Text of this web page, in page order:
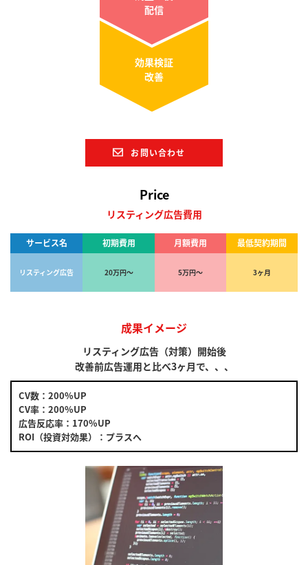
配信
効果検証
改善
お問い合わせ
Price
リスティング広告費用
サービス名 初期費用 月額費用 最低契約期間
リスティング広告 20万円〜 5万円～ 3ヶ月
成果イメージ
リスティング広告（対策）開始後
改善前広告運用と比べ3ヶ月で、、、
CV数：200%UP
CV率：200%UP
広告反応率：170%UP
ROI（投資対効果）：プラスへ